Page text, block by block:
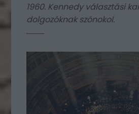
1960. Kennedy választási
dolgozóknak szónokol.